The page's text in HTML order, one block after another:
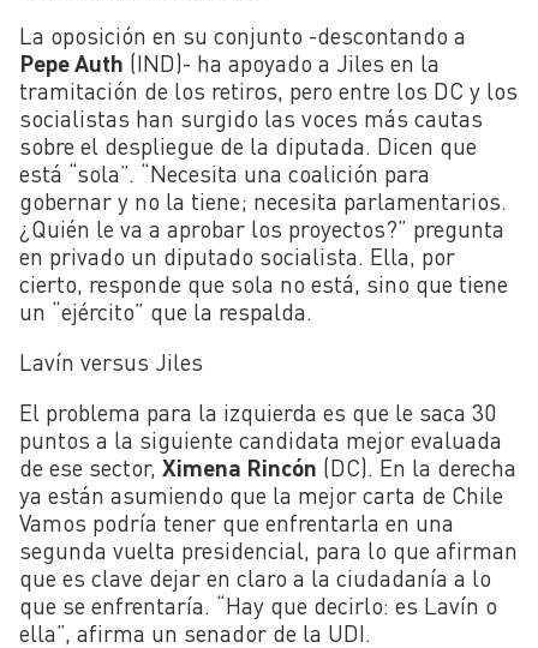
La oposición en su conjunto -descontando a
Pepe Auth (IND)- ha apoyado a Jiles en la
tramitación de los retiros, pero entre los DC y los
socialistas han surgido las voces más cautas
sobre el despliegue de la diputada. Dicen que
está “sola”. “Necesita una coalición para
gobernar y no la tiene; necesita parlamentarios.
¿Quién le va a aprobar los proyectos?” pregunta
en privado un diputado socialista. Ella, por
cierto, responde que sola no está, sino que tiene
un “ejército” que la respalda.
Lavín versus Jiles
El problema para la izquierda es que le saca 30
puntos a la siguiente candidata mejor evaluada
de ese sector, Ximena Rincón (DC). En la derecha
ya están asumiendo que la mejor carta de Chile
Vamos podría tener que enfrentarla en una
segunda vuelta presidencial, para lo que afirman
que es clave dejar en claro a la ciudadanía a lo
que se enfrentaría. “Hay que decirlo: es Lavín o
ella”, afirma un senador de la UDI.